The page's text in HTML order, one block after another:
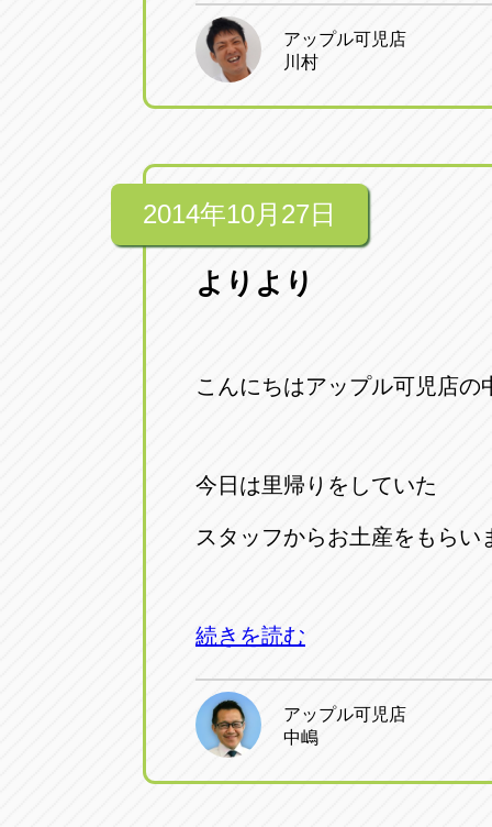
アップル可児店
川村
2014年10月27日
よりより
こんにちはアップル可児店の
今日は里帰りをしていた
スタッフからお土産をもらい
続きを読む
アップル可児店
中嶋